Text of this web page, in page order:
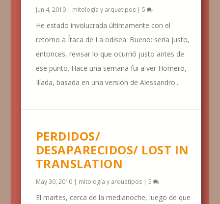
Jun 4, 2010| mitología y arquetipos| 5
He estado involucrada últimamente con el
retorno a Ítaca de La odisea. Bueno: sería justo,
entonces, revisar lo que ocurrió justo antes de
ese punto. Hace una semana fui a ver Homero,
Ilíada, basada en una versión de Alessandro...
PERDIDOS/
DESAPARECIDOS/ LOST IN
TRANSLATION
May 30, 2010| mitología y arquetipos| 5
El martes, cerca de la medianoche, luego de que